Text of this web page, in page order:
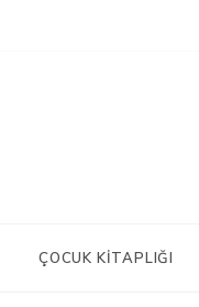
ÇOCUK KITAPLIĞI